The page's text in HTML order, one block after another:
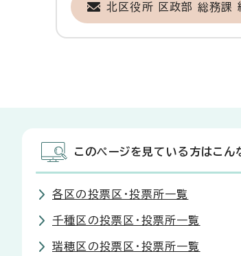
北区役所 区政部 総務課
このページを見ている方はこん
各区の投票区・投票所一覧
千種区の投票区・投票所一覧
瑞穂区の投票区・投票所一覧